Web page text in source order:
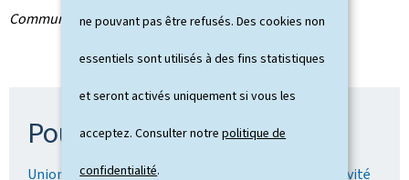
ne pouvant pas être refusés. Des cookies non
essentiels sont utilisés à des fins statistiques
et seront activés uniquement si vous les
acceptez. Consulter notrepolitique de
confidentialité.
Communiqué par le ministère d'État
Pour en savoir plus
Union des syndicats OGBL-LCGB - Paquet compétitivité